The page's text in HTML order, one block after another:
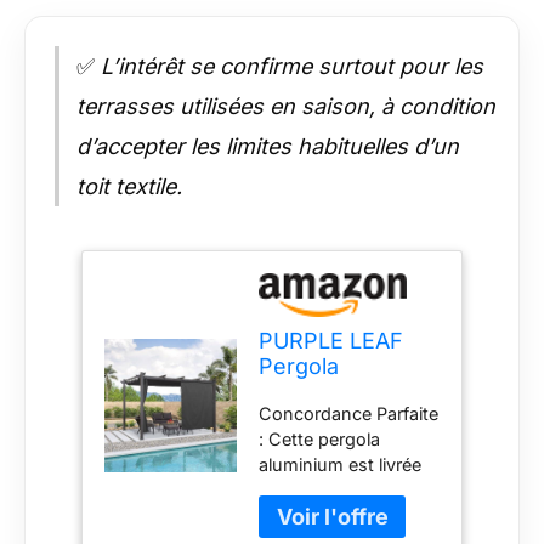
✅ L’intérêt se confirme surtout pour les
terrasses utilisées en saison, à condition
d’accepter les limites habituelles d’un
toit textile.
PURPLE LEAF
Pergola
m avec Rideaux
en Tissu
Premium, Gris
Concordance Parfaite
: Cette pergola
aluminium est livrée
rideaux et une tringle